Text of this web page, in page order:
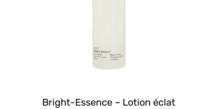
Bright-Essence – Lotion éclat